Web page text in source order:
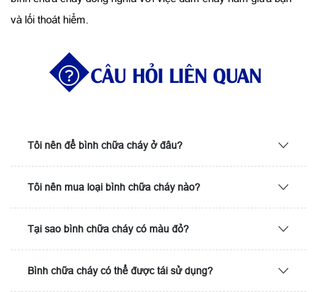
và lối thoát hiểm.
CÂU HỎI LIÊN QUAN
Tôi nên để bình chữa cháy ở đâu?
Tôi nên mua loại bình chữa cháy nào?
Tại sao bình chữa cháy có màu đỏ?
Bình chữa cháy có thể được tái sử dụng?